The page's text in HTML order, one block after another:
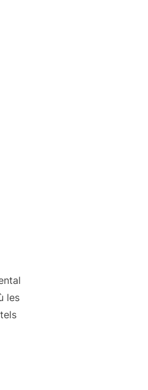
les
: LE M64 »